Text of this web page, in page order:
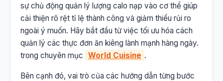
sự chủ động quản lý lượng calo nạp vào cơ thể giúp
cải thiện rõ rệt tỉ lệ thành công và giảm thiểu rủi ro
ngoài ý muốn. Hãy bắt đầu từ việc tối ưu hóa cách
quản lý các thực đơn ăn kiêng lành mạnh hàng ngày.
trong chuyên mục World Cuisine .
Bên cạnh đó, vai trò của các hướng dẫn từng bước